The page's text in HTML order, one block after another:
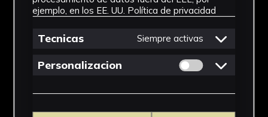
ejemplo, en los EE. UU. Política de privacidad
Tecnicas Siempre activas
Personalizacion Permitir cookies